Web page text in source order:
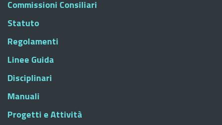
Commissioni Consiliari
Statuto
Regolamenti
Linee Guida
Disciplinari
Manuali
Progetti e Attività